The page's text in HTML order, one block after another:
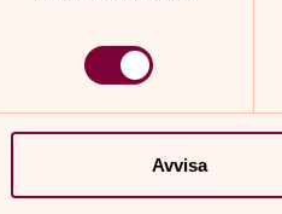
Avvisa